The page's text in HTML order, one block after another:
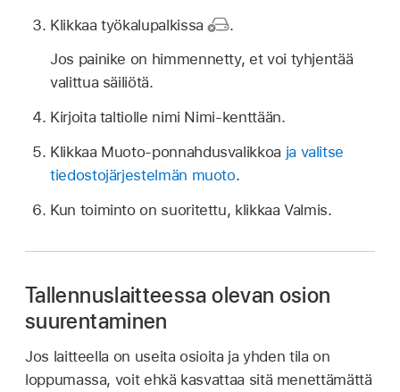
Klikkaa työkalupalkissa
.
Jos painike on himmennetty, et voi tyhjentää
valittua säiliötä.
Kirjoita taltiolle nimi Nimi-kenttään.
Klikkaa Muoto-ponnahdusvalikkoa ja valitse
tiedostojärjestelmän muoto.
Kun toiminto on suoritettu, klikkaa Valmis.
Tallennuslaitteessa olevan osion
suurentaminen
Jos laitteella on useita osioita ja yhden tila on
loppumassa, voit ehkä kasvattaa sitä menettämättä